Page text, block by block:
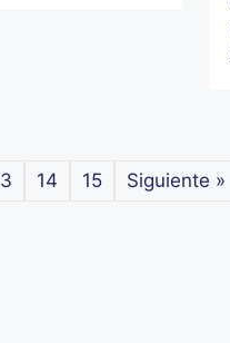
14 15 Siguiente »